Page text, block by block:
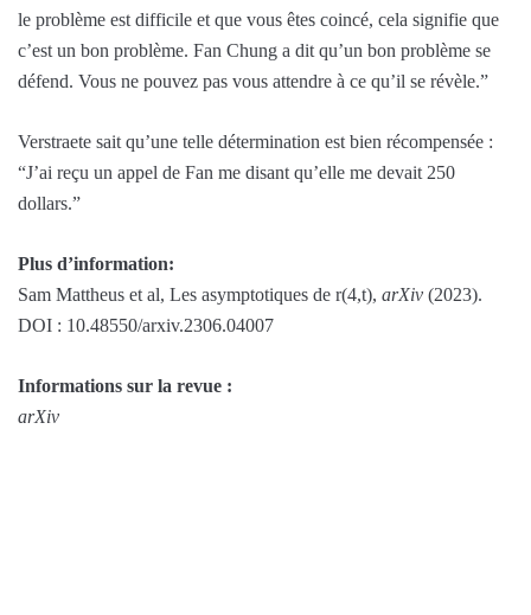
le problème est difficile et que vous êtes coincé, cela signifie que
c’est un bon problème. Fan Chung a dit qu’un bon problème se
défend. Vous ne pouvez pas vous attendre à ce qu’il se révèle.”
Verstraete sait qu’une telle détermination est bien récompensée :
“J’ai reçu un appel de Fan me disant qu’elle me devait 250
dollars.”
Plus d’information:
Sam Mattheus et al, Les asymptotiques de r(4,t), arXiv (2023).
DOI : 10.48550/arxiv.2306.04007
Informations sur la revue :
arXiv